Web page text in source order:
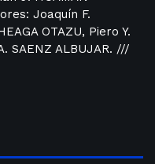
Joaquín F.
OTAZU, Piero Y.
SAENZ ALBUJAR. ///